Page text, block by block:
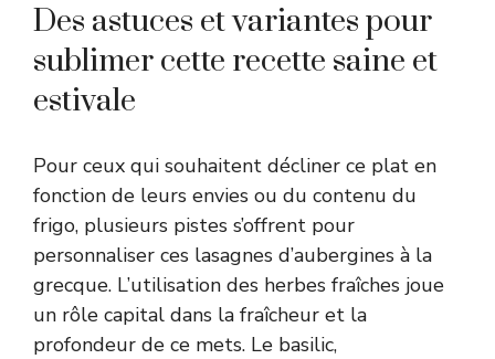
Des astuces et variantes pour
sublimer cette recette saine et
estivale
Pour ceux qui souhaitent décliner ce plat en
fonction de leurs envies ou du contenu du
frigo, plusieurs pistes s’offrent pour
personnaliser ces lasagnes d’aubergines à la
grecque. L’utilisation des herbes fraîches joue
un rôle capital dans la fraîcheur et la
profondeur de ce mets. Le basilic,